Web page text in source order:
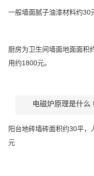
一般墙面腻子油漆材料约30
厨房为卫生间墙面地面面积
用约1800元。
电磁炉原理是什么
阳台地砖墙砖面积约30平
元